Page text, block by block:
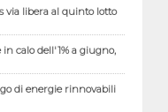
via libera al quinto lotto
calo dell'1% a giugno,
di energie rinnovabili